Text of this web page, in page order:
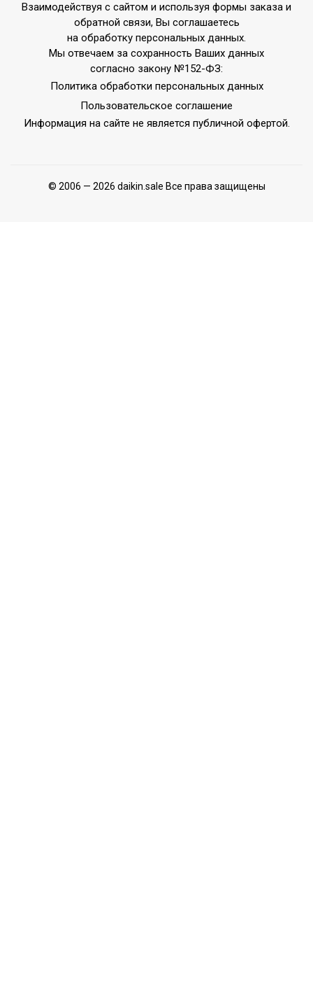
Взаимодействуя с сайтом и используя формы заказа и
обратной связи, Вы соглашаетесь
на обработку персональных данных.
Мы отвечаем за сохранность Ваших данных
согласно закону №152-ФЗ:
Политика обработки персональных данных
Пользовательское соглашение
Информация на сайте не является публичной офертой.
© 2006 — 2026 daikin.sale Все права защищены